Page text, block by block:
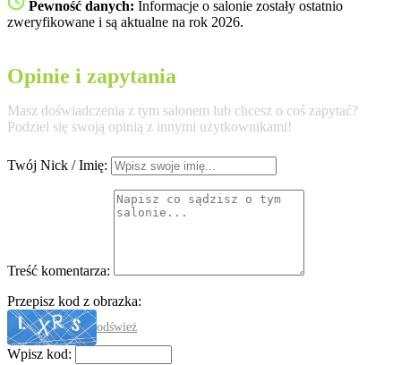
Pewność danych: Informacje o salonie zostały ostatnio
zweryfikowane i są aktualne na rok 2026.
Opinie i zapytania
Masz doświadczenia z tym salonem lub chcesz o coś zapytać?
Podziel się swoją opinią z innymi użytkownikami!
Twój Nick / Imię:
Treść komentarza:
Przepisz kod z obrazka:
odśwież
Wpisz kod: